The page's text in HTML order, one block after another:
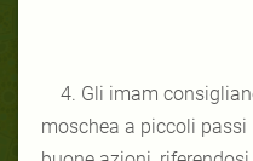
4. Gli imam
moschea a piccoli